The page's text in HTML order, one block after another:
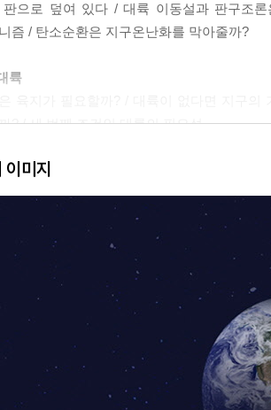
판으로 덮여 있다 / 대륙 이동설과 판구조
즘 / 탄소순환은 지구온난화를 막아줄까?
륙
? / 세 번째 조건인 대륙의 필요성
소
갖춰졌다 다음은 에너지다 / 산소는 독극
다 / 생물의 진화와 산소 / 산소가 늘어나는
많을수록 좋을까? / 물은 행성의 어디에 모
바다의 양이 지금과 달랐다면 / 지구에 있는
성의 거대 충돌
계와 지구의 탄생 / 행성이 이동한 행성계
이미지